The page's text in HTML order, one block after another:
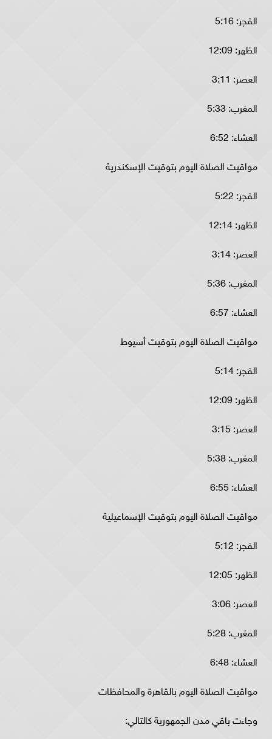
الفجر: 5:16
الظهر: 12:09
العصر: 3:11
المغرب: 5:33
العشاء: 6:52
مواقيت الصلاة اليوم بتوقيت الإسكندرية
الفجر: 5:22
الظهر: 12:14
العصر: 3:14
المغرب: 5:36
العشاء: 6:57
مواقيت الصلاة اليوم بتوقيت أسيوط
الفجر: 5:14
الظهر: 12:09
العصر: 3:15
المغرب: 5:38
العشاء: 6:55
مواقيت الصلاة اليوم بتوقيت الإسماعيلية
الفجر: 5:12
الظهر: 12:05
العصر: 3:06
المغرب: 5:28
العشاء: 6:48
مواقيت الصلاة اليوم بالقاهرة والمحافظات
وجاءت باقي مدن الجمهورية كالتالي: